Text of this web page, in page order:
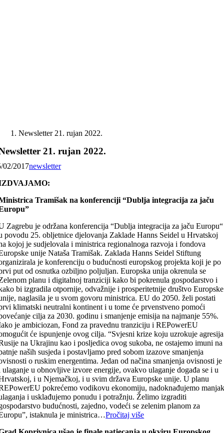
Newsletter 21. rujan 2022.
21. rujan 2022.
02/2017newsletter
Tramišak na konferenciji “Dublja integracija za jaču
Zagrebu je održana konferencija “Dublja integracija za jaču Europu“
povodu 25. obljetnice djelovanja Zaklade Hanns Seidel u Hrvatskoj
kojoj je sudjelovala i ministrica regionalnoga razvoja i fondova
unije Nataša Tramišak. Zaklada Hanns Seidel Stiftung
je konferenciju o budućnosti europskog projekta koji je po
put od osnutka ozbiljno poljuljan. Europska unija okrenula se
planu i digitalnoj tranziciji kako bi pokrenula gospodarstvo i
bi izgradila otpornije, odvažnije i prosperitetnije društvo Europske
naglasila je u svom govoru ministrica. EU do 2050. želi postati
klimatski neutralni kontinent i u tome će prvenstveno pomoći
cilja za 2030. godinu i smanjenje emisija na najmanje 55%.
je ambiciozan, Fond za pravednu tranziciju i REPowerEU
će ispunjenje ovog cilja. “Svjesni krize koju uzrokuje agresija
na Ukrajinu kao i posljedica ovog sukoba, ne ostajemo imuni na
naših susjeda i postavljamo pred sobom izazove smanjenja
o ruskim energentima. Jedan od načina smanjenja ovisnosti je
ulaganje u obnovljive izvore energije, ovakvo ulaganje događa se i u
i u Njemačkoj, i u svim država Europske unije. U planu
pokrećemo vodikovu ekonomiju, nadoknađujemo
i usklađujemo ponudu i potražnju. Želimo izgraditi
budućnosti, zajedno, vodeći se zelenim planom za
istaknula je ministrica…Pročitaj više